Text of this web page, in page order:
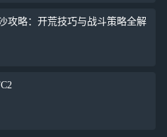
攻略：开荒技巧与战斗策略全解